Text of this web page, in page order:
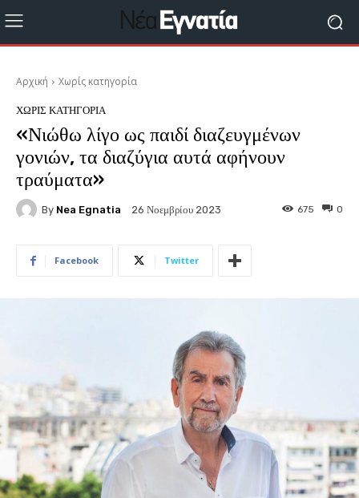
Αρχική Χωρίς κατηγορία
ΧΩΡΊΣ ΚΑΤΗΓΟΡΊΑ
«Νιώθω λίγο ως παιδί διαζευγμένων
γονιών, τα διαζύγια αυτά αφήνουν
τραύματα»
By Nea Egnatia 26 Νοεμβρίου 2023 0
675
Facebook Twitter